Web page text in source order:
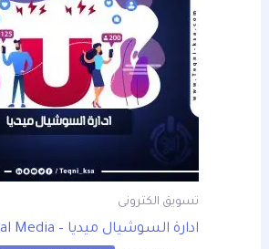
تسويق الكترونى
ادارة السوشيال ميديا – Social Media